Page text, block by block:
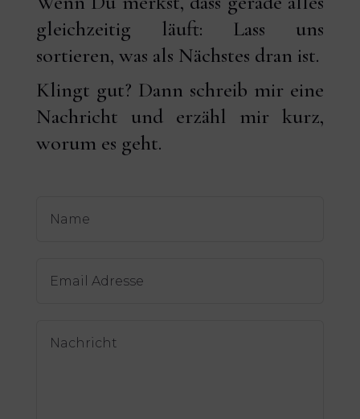
gleichzeitig läuft: Lass uns
sortieren, was als Nächstes dran ist.
Klingt gut? Dann schreib mir eine
Nachricht und erzähl mir kurz,
worum es geht.